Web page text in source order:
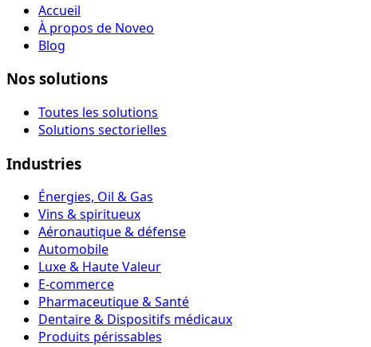
Accueil
À propos de Noveo
Blog
Nos solutions
Toutes les solutions
Solutions sectorielles
Industries
Énergies, Oil & Gas
Vins & spiritueux
Aéronautique & défense
Automobile
Luxe & Haute Valeur
E-commerce
Pharmaceutique & Santé
Dentaire & Dispositifs médicaux
Produits périssables